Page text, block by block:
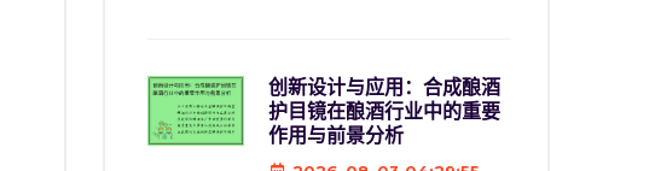
创新设计与应用：合成酿酒
护目镜在酿酒行业中的重要
作用与前景分析